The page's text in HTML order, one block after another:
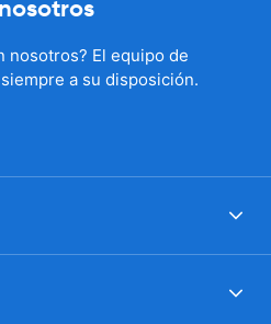
nosotros? El equipo de
a su disposición.